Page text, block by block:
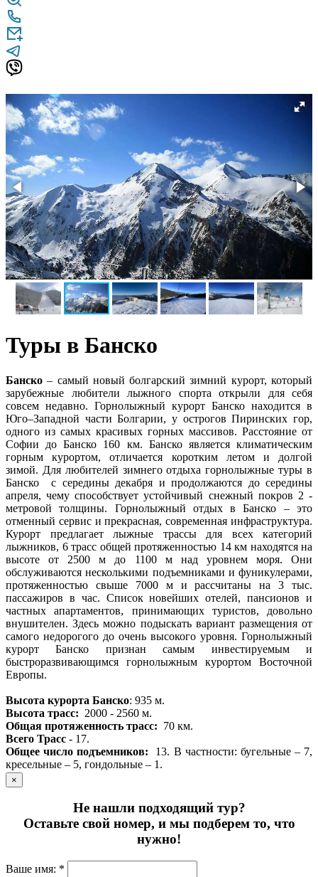
Туры в Банско
Банско – самый новый болгарский зимний курорт, который
зарубежные любители лыжного спорта открыли для себя
совсем недавно. Горнолыжный курорт Банско находится в
Юго–Западной части Болгарии, у острогов Пиринских гор,
одного из самых красивых горных массивов. Расстояние от
Софии до Банско 160 км. Банско является климатическим
горным курортом, отличается коротким летом и долгой
зимой. Для любителей зимнего отдыха горнолыжные туры в
Банско с середины декабря и продолжаются до середины
апреля, чему способствует устойчивый снежный покров 2 -
метровой толщины. Горнолыжный отдых в Банско – это
отменный сервис и прекрасная, современная инфраструктура.
Курорт предлагает лыжные трассы для всех категорий
лыжников, 6 трасс общей протяженностью 14 км находятся на
высоте от 2500 м до 1100 м над уровнем моря. Они
обслуживаются несколькими подъемниками и фуникулерами,
протяженностью свыше 7000 м и рассчитаны на 3 тыс.
пассажиров в час. Список новейших отелей, пансионов и
частных апартаментов, принимающих туристов, довольно
внушителен. Здесь можно подыскать вариант размещения от
самого недорогого до очень высокого уровня. Горнолыжный
курорт Банско признан самым инвестируемым и
быстроразвивающимся горнолыжным курортом Восточной
Европы.
Высота курорта Банско: 935 м.
Высота трасс: 2000 - 2560 м.
Общая протяженность трасс: 70 км.
Всего Трасс - 17.
Общее число подъемников:
13. В частности: бугельные – 7,
кресельные – 5, гондольные – 1.
×
Не нашли подходящий тур?
Оставьте свой номер, и мы подберем то, что
нужно!
Ваше имя: *